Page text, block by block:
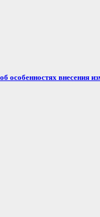
особенностях внесения